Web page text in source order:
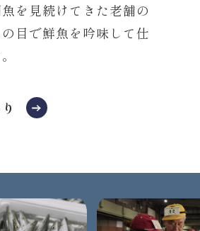
を見続けてきた老舗の
目で鮮魚を吟味して仕